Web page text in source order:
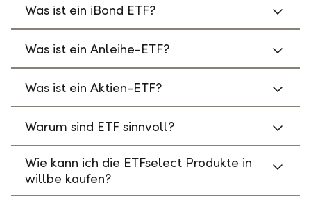
Was ist ein iBond ETF?
Was ist ein Anleihe-ETF?
Was ist ein Aktien-ETF?
Warum sind ETF sinnvoll?
Wie kann ich die ETFselect Produkte in
willbe kaufen?